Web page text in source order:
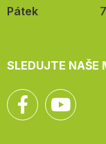
Pátek
SLEDUJTE NAŠE